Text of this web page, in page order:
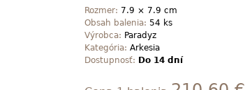
Rozmer: 7.9 × 7.9 cm
Obsah balenia: 54 ks
Výrobca: Paradyz
Kategória: Arkesia
Dostupnosť: Do 14 dní